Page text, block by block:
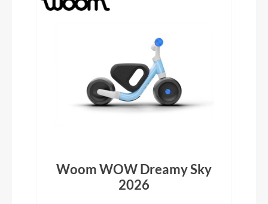
Woom WOW Dreamy Sky
2026